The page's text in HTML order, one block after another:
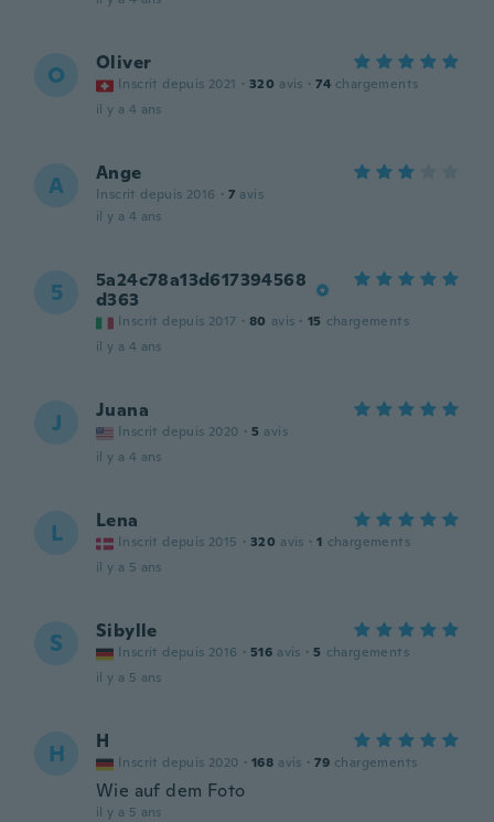
O Oliver
Inscrit depuis 2021 · 320 avis · 74 chargements
il y a 4 ans
A Ange
Inscrit depuis 2016 · 7 avis
il y a 4 ans
5
5a24c78a13d617394568
d363
Inscrit depuis 2017 · 80 avis · 15 chargements
il y a 4 ans
J Juana
Inscrit depuis 2020 · 5 avis
il y a 4 ans
L Lena
Inscrit depuis 2015 · 320 avis · 1 chargements
il y a 5 ans
S Sibylle
Inscrit depuis 2016 · 516 avis · 5 chargements
il y a 5 ans
H H
Inscrit depuis 2020 · 168 avis · 79 chargements
Wie auf dem Foto
il y a 5 ans